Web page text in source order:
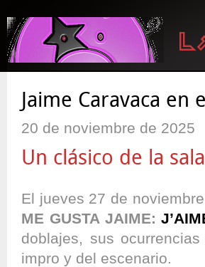
Jaime Caravaca en
20 de noviembre de 2025
Un clásico de la sala
El jueves 27 de
ME GUSTA JAIME:
doblajes, sus
impro y del escenario.